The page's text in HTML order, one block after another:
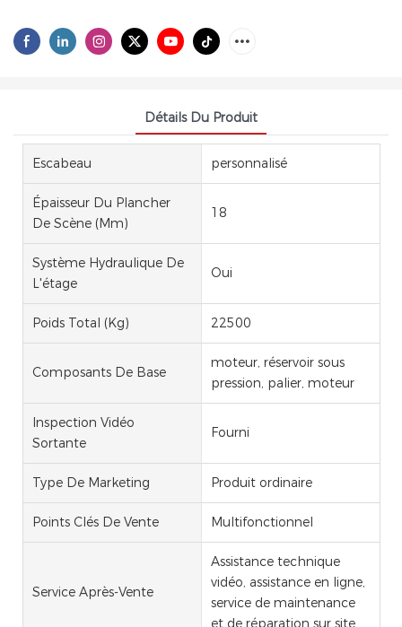
Détails Du Produit
Escabeau personnalisé
Épaisseur Du Plancher
De Scène (mm)
18
Système Hydraulique De
L'étage
Oui
Poids Total (kg) 22500
Composants De Base
moteur, réservoir sous
pression, palier, moteur
Inspection Vidéo
Sortante
Fourni
Type De Marketing Produit ordinaire
Points Clés De Vente Multifonctionnel
Service Après-Vente
Assistance technique
vidéo, assistance en ligne,
service de maintenance
et de réparation sur site